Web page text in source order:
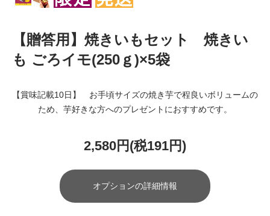
【贈答用】焼きいもセット 焼きい
も ごろイモ(250ｇ)×5袋
【賞味記載10日】 お手頃サイズの焼き芋で程良いボリュームの
ため、芋好きな方へのプレゼントにおすすめです。
2,580円(税191円)
オプションの詳細情報